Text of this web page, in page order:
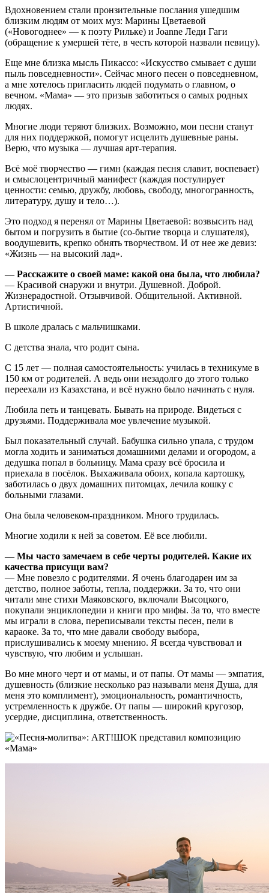
Вдохновением стали пронзительные послания ушедшим
близким людям от моих муз: Марины Цветаевой
(«Новогоднее» — к поэту Рильке) и Joanne Леди Гаги
(обращение к умершей тёте, в честь которой назвали певицу).
Еще мне близка мысль Пикассо: «Искусство смывает с души
пыль повседневности». Сейчас много песен о повседневном,
а мне хотелось пригласить людей подумать о главном, о
вечном. «Мама» — это призыв заботиться о самых родных
людях.
Многие люди теряют близких. Возможно, мои песни станут
для них поддержкой, помогут исцелить душевные раны.
Верю, что музыка — лучшая арт-терапия.
Всё моё творчество — гимн (каждая песня славит, воспевает)
и смыслоцентричный манифест (каждая постулирует
ценности: семью, дружбу, любовь, свободу, многогранность,
литературу, душу и тело…).
Это подход я перенял от Марины Цветаевой: возвысить над
бытом и погрузить в бытие (со-бытие творца и слушателя),
воодушевить, крепко обнять творчеством. И от нее же девиз:
«Жизнь — на высокий лад».
— Расскажите о своей маме: какой она была, что любила?
— Красивой снаружи и внутри. Душевной. Доброй.
Жизнерадостной. Отзывчивой. Общительной. Активной.
Артистичной.
В школе дралась с мальчишками.
С детства знала, что родит сына.
С 15 лет — полная самостоятельность: училась в техникуме в
150 км от родителей. А ведь они незадолго до этого только
переехали из Казахстана, и всё нужно было начинать с нуля.
Любила петь и танцевать. Бывать на природе. Видеться с
друзьями. Поддерживала мое увлечение музыкой.
Был показательный случай. Бабушка сильно упала, с трудом
могла ходить и заниматься домашними делами и огородом, а
дедушка попал в больницу. Мама сразу всё бросила и
приехала в посёлок. Выхаживала обоих, копала картошку,
заботилась о двух домашних питомцах, лечила кошку с
больными глазами.
Она была человеком-праздником. Много трудилась.
Многие ходили к ней за советом. Её все любили.
— Мы часто замечаем в себе черты родителей. Какие их
качества присущи вам?
— Мне повезло с родителями. Я очень благодарен им за
детство, полное заботы, тепла, поддержки. За то, что они
читали мне стихи Маяковского, включали Высоцкого,
покупали энциклопедии и книги про мифы. За то, что вместе
мы играли в слова, переписывали тексты песен, пели в
караоке. За то, что мне давали свободу выбора,
прислушивались к моему мнению. Я всегда чувствовал и
чувствую, что любим и услышан.
Во мне много черт и от мамы, и от папы. От мамы — эмпатия,
душевность (близкие несколько раз называли меня Душа, для
меня это комплимент), эмоциональность, романтичность,
устремленность к дружбе. От папы — широкий кругозор,
усердие, дисциплина, ответственность.